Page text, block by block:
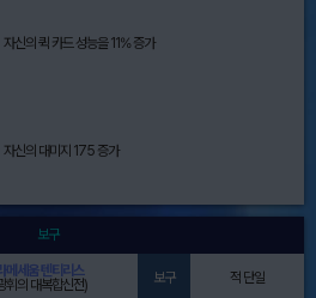
자신의 퀵 카드 성능을 11% 증가
자신의 대미지 175 증가
보구
메세움 텐티리스
휘의 대복합신전)
보구 적 단일